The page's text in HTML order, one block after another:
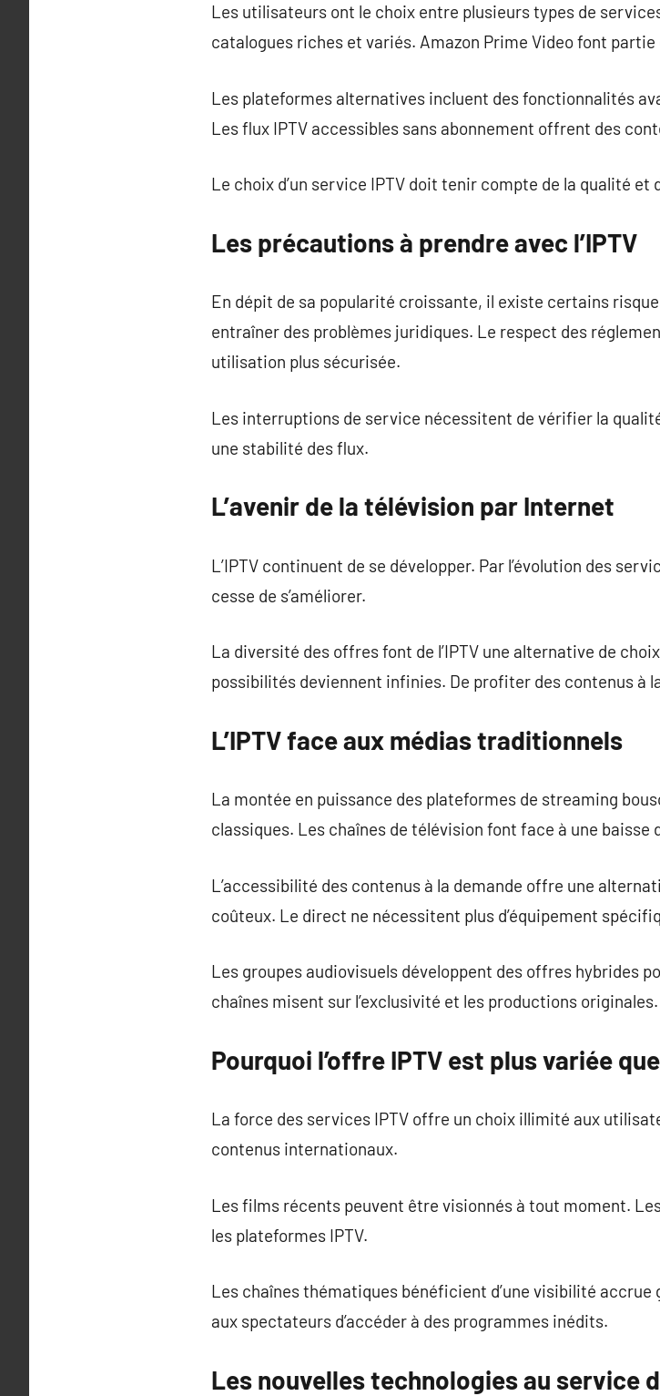
Les utilisateurs ont le choix entre plusieurs types de
catalogues riches et variés. Amazon Prime Video font
Les plateformes alternatives incluent des fonctionnalités
Les flux IPTV accessibles sans abonnement offrent des
Le choix d’un service IPTV doit tenir compte de la qualité et
Les précautions à prendre avec l’IPTV
En dépit de sa popularité croissante, il existe certains
entraîner des problèmes juridiques. Le respect des
utilisation plus sécurisée.
Les interruptions de service nécessitent de vérifier la
une stabilité des flux.
L’avenir de la télévision par Internet
L’IPTV continuent de se développer. Par l’évolution des
cesse de s’améliorer.
La diversité des offres font de l’IPTV une alternative de
possibilités deviennent infinies. De profiter des contenus à
L’IPTV face aux médias traditionnels
La montée en puissance des plateformes de streaming
classiques. Les chaînes de télévision font face à une baisse
L’accessibilité des contenus à la demande offre une
coûteux. Le direct ne nécessitent plus d’équipement
Les groupes audiovisuels développent des offres hybrides
chaînes misent sur l’exclusivité et les productions originales.
Pourquoi l’offre IPTV est plus variée
La force des services IPTV offre un choix illimité aux
contenus internationaux.
Les films récents peuvent être visionnés à tout moment.
les plateformes IPTV.
Les chaînes thématiques bénéficient d’une visibilité accrue
aux spectateurs d’accéder à des programmes inédits.
Les nouvelles technologies au service